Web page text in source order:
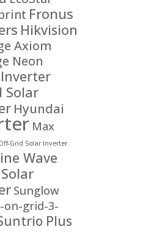
Fronus
Hikvision
Axiom
Neon
Solar
Hyundai
Max
Grid Solar Inverter
Wave
Solar
Sunglow
grid-3-
Plus